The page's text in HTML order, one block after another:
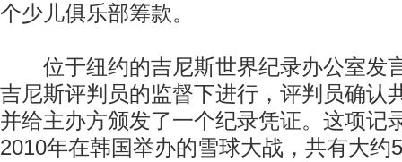
个少儿俱乐部筹款。
位于纽约的吉尼斯世界纪录办公室发
吉尼斯评判员的监督下进行，评判员确认
并给主办方颁发了一个纪录凭证。这项记
2010年在韩国举办的雪球大战，共有大约